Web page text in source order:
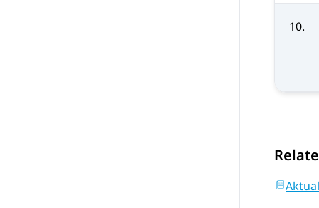
10.